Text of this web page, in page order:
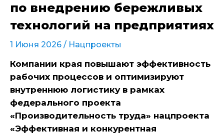
по внедрению бережливых
технологий на предприятиях
1 Июня 2026 / Нацпроекты
Компании края повышают эффективность
рабочих процессов и оптимизируют
внутреннюю логистику в рамках
федерального проекта
«Производительность труда» нацпроекта
«Эффективная и конкурентная